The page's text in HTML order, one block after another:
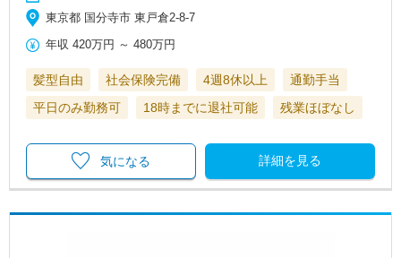
東京都 国分寺市 東戸倉2-8-7
年収 420万円 ～480万円
髪型自由 社会保険完備 4週8休以上
通勤手当
平日のみ勤務可
18時までに退社可能 残業ほぼなし
詳細を見る
気になる